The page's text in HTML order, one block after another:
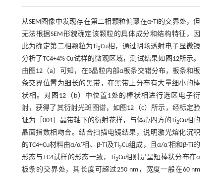
从SEM图像中发现存在第二相颗粒偏聚在α-Ti的交界处，但
无法根据SEM形貌确定该颗粒的具体成分和结构特征，因
此为确定第二相颗粒为Ti2Cu相，通过明场透射电子显微镜
分析了TC4+4% Cu试样的微观区域，测试结果如 图12所示。
由 图12（a）可知，在β晶粒内部α板条交错分布，板条和板
条交界位置为细长的黑带，在黑带上分布有大量细小的棒
状相。对 图12（b）中位置1处的棒状相进行选区电子衍
射，获得了其衍射光斑图谱，如 图12 （c）所示，经标定验
证为［001］晶带轴下的衍射花样，与体心四方的Ti2Cu相的
晶面指数相吻合。结合扫描电镜结果，说明激光熔化沉积
的TC4+Cu材料由α/α′相、β-Ti及Ti2Cu组成，且α/α′相和β-Ti的
形态与TC4试样的形态一致，Ti2Cu相则是呈短棒状分布在α
板条的交界处，其长度可超过250 nm，宽度一般在60 nm